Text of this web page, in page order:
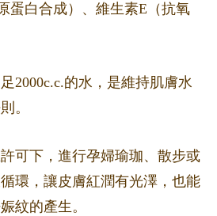
蛋白合成）、維生素E（抗氧
2000c.c.的水，是維持肌膚水
。
許可下，進行孕婦瑜珈、散步或
環，讓皮膚紅潤有光澤，也能
紋的產生。